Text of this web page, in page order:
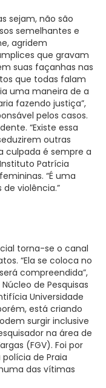
sejam, não são
semelhantes e
agridem
que gravam
suas façanhas nas
que todas falam
uma maneira de a
fazendo justiça”,
pelos casos.
“Existe essa
outras
culpada é sempre a
Patrícia
“É uma
violência.”
torna-se o canal
“Ela se coloca no
compreendida”,
de Pesquisas
Universidade
está criando
surgir inclusive
na área de
(FGV). Foi por
de Praia
das vítimas